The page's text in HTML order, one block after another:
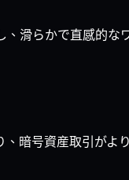
滑らかで直感的な
暗号資産取引がよ